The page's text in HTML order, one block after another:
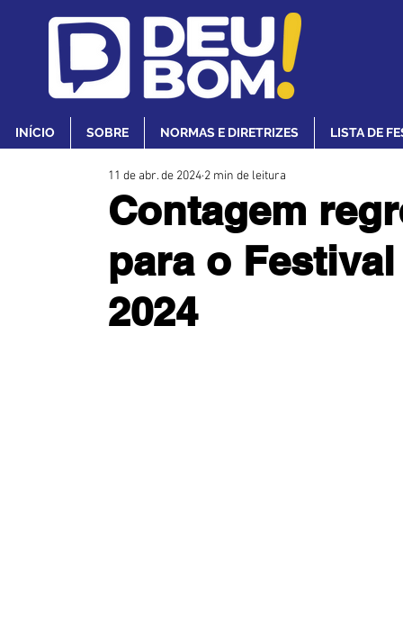
INÍCIO SOBRE NORMAS E DIRETRIZES LISTA DE
Contagem
para o
2024
11 de abr. de 2024 2 min de leitura